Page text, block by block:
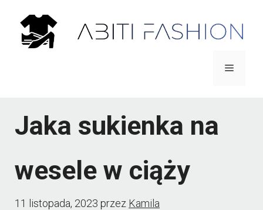
Menu
Jaka sukienka na
wesele w ciąży
11 listopada, 2023 przez Kamila